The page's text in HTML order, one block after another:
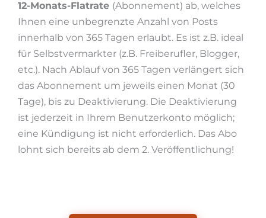
12-Monats-Flatrate (Abonnement) ab, welches
Ihnen eine unbegrenzte Anzahl von Posts
innerhalb von 365 Tagen erlaubt. Es ist z.B. ideal
für Selbstvermarkter (z.B. Freiberufler, Blogger,
etc.). Nach Ablauf von 365 Tagen verlängert sich
das Abonnement um jeweils einen Monat (30
Tage), bis zu Deaktivierung. Die Deaktivierung
ist jederzeit in Ihrem Benutzerkonto möglich;
eine Kündigung ist nicht erforderlich. Das Abo
lohnt sich bereits ab dem 2. Veröffentlichung!